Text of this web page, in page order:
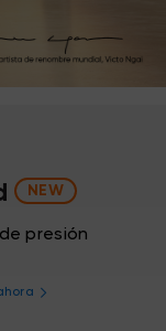
NEW
de presión